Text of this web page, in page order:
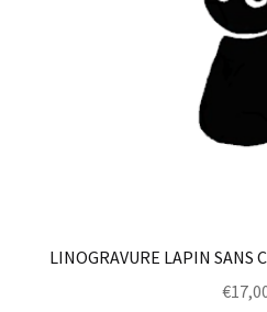
LINOGRAVURE LAPIN SANS
€